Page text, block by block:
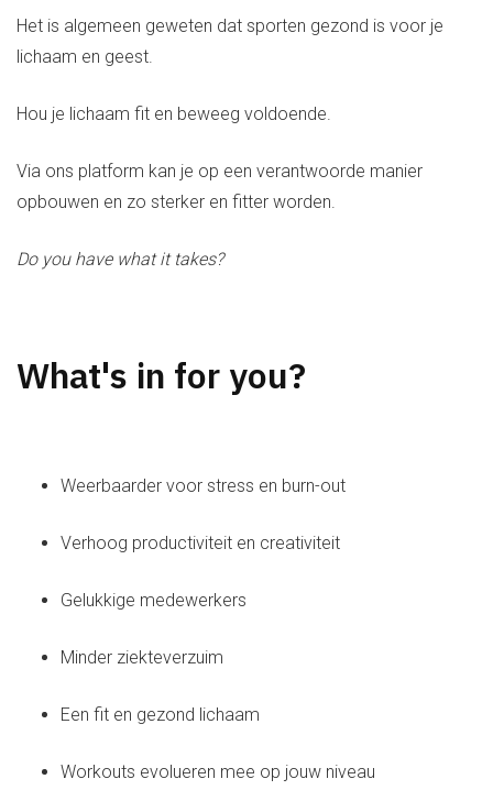
CONTACT
Het is algemeen geweten dat sporten gezond is voor je
lichaam en geest.
Hou je lichaam fit en beweeg voldoende.
Via ons platform kan je op een verantwoorde manier
opbouwen en zo sterker en fitter worden.
Do you have what it takes?
What's in for you?
Weerbaarder voor stress en burn-out
Verhoog productiviteit en creativiteit
Gelukkige medewerkers
Minder ziekteverzuim
Een fit en gezond lichaam
Workouts evolueren mee op jouw niveau